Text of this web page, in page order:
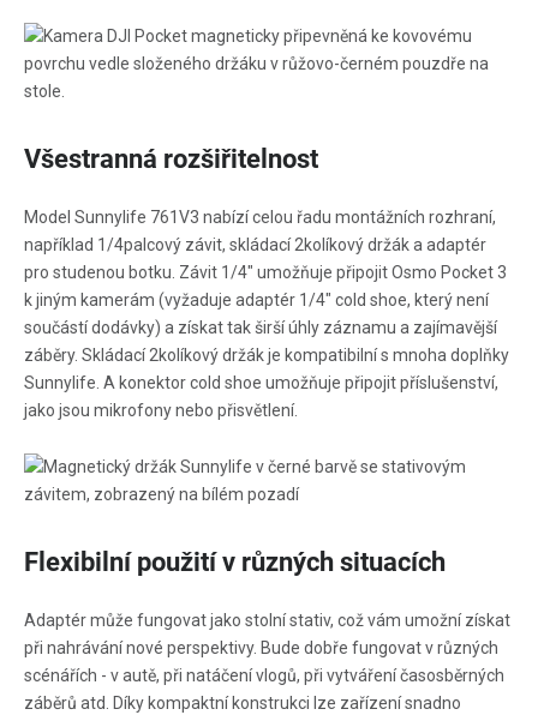
Všestranná rozšiřitelnost
Model Sunnylife 761V3 nabízí celou řadu montážních rozhraní,
například 1/4palcový závit, skládací 2kolíkový držák a adaptér
pro studenou botku. Závit 1/4" umožňuje připojit Osmo Pocket 3
k jiným kamerám (vyžaduje adaptér 1/4" cold shoe, který není
součástí dodávky) a získat tak širší úhly záznamu a zajímavější
záběry. Skládací 2kolíkový držák je kompatibilní s mnoha doplňky
Sunnylife. A konektor cold shoe umožňuje připojit příslušenství,
jako jsou mikrofony nebo přisvětlení.
Flexibilní použití v různých situacích
Adaptér může fungovat jako stolní stativ, což vám umožní získat
při nahrávání nové perspektivy. Bude dobře fungovat v různých
scénářích - v autě, při natáčení vlogů, při vytváření časosběrných
záběrů atd. Díky kompaktní konstrukci lze zařízení snadno